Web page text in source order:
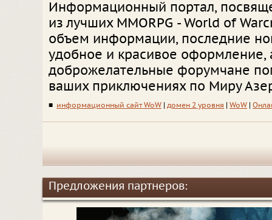
Информационный портал,
из лучших MMORPG - World of
объем информации, последние
удобное и красивое оформление,
доброжелательные форумчане
ваших приключениях по Миру
■ информационный сайт WoW домен 2 уровня WoW
Предложения партнеров: